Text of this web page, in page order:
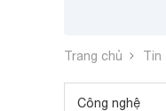
Trang chủ Tin
Công nghệ